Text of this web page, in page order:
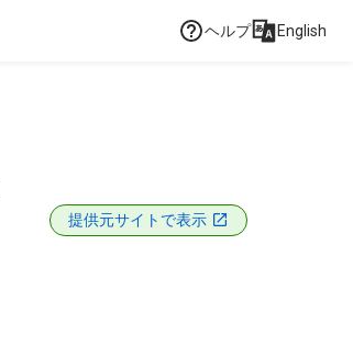
ヘルプ English
提供元サイトで表示